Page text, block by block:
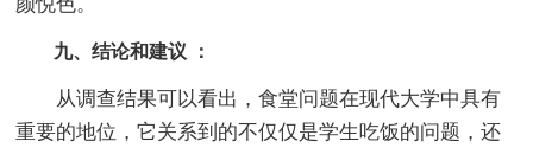
九、结论和建议 ：
从调查结果可以看出，食堂问题在现代大学中具有
重要的地位，它关系到的不仅仅是学生吃饭的问题，还